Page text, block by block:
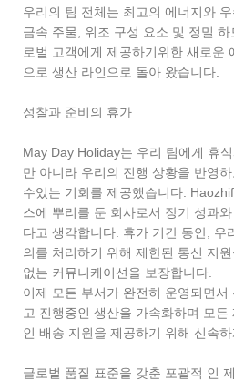
우리의 팀 전체는 최고의 에너지와
금속 주물, 위조 구성 요소 및 정밀
로벌 고객에게 제공하기위한 새로운
으로 생산 라인으로 돌아 왔습니다.
성찰과 준비의 휴가
May Day Holiday는 우리 팀에게 휴
만 아니라 우리의 진행 상황을 반영
수있는 기회를 제공했습니다.
스에 뿌리를 둔 회사로서 장기 성과
다고 생각합니다. 휴가 기간 동안, 우
의를 처리하기 위해 제한된 통신 지
없는 커뮤니케이션을 보장합니다.
이제 모든 부서가 완전히 운영되면
고 진행중인 생산을 가속화하며 모
인 배송 지원을 제공하기 위해 신속
글로벌 품질 표준을 갖춘 포괄적 인